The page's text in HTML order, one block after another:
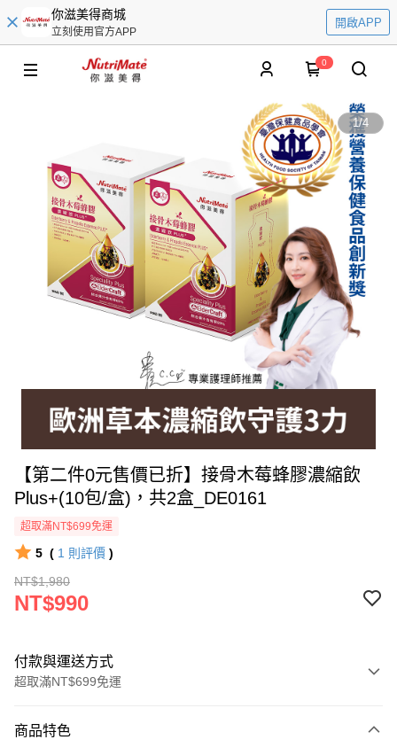
你滋美得商城
立刻使用官方APP
開啟APP
0
1/4
【第二件0元售價已折】接骨木莓蜂膠濃縮飲
Plus+(10包/盒)，共2盒_DE0161
超取滿NT$699免運
5 ( 1 則評價 )
NT$1,980
NT$990
付款與運送方式
超取滿NT$699免運
信用卡一次付款
商品特色